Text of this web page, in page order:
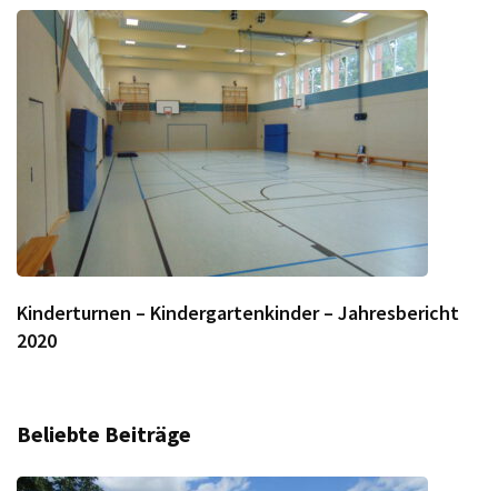
Kinderturnen – Kindergartenkinder – Jahresbericht
2020
Beliebte Beiträge